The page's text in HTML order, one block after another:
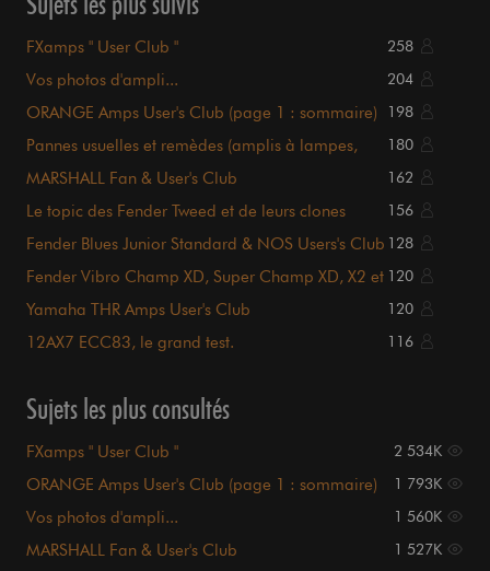
FXamps " User Club " 258
Vos photos d'ampli... 204
ORANGE Amps User's Club (page 1 : sommaire) 198
Pannes usuelles et remèdes (amplis à lampes,
180
MARSHALL Fan & User's Club 162
Le topic des Fender Tweed et de leurs clones 156
Fender Blues Junior Standard & NOS Users's Club 128
Fender Vibro Champ XD, Super Champ XD, X2 et 120
Yamaha THR Amps User's Club 120
12AX7 ECC83, le grand test. 116
Sujets les plus consultés
FXamps " User Club " 2 534K
ORANGE Amps User's Club (page 1 : sommaire) 1 793K
Vos photos d'ampli... 1 560K
MARSHALL Fan & User's Club 1 527K